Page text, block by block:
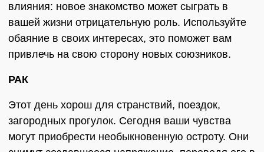
влияния: новое знакомство может сыграть в
вашей жизни отрицательную роль. Используйте
обаяние в своих интересах, это поможет вам
привлечь на свою сторону новых союзников.
РАК
Этот день хорош для странствий, поездок,
загородных прогулок. Сегодня ваши чувства
могут приобрести необыкновенную остроту. Они